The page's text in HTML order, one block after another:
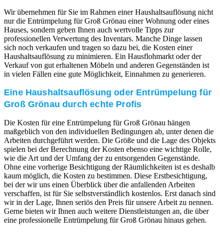
Wir übernehmen für Sie im Rahmen einer Haushaltsauflösung nicht
nur die Entrümpelung für Groß Grönau einer Wohnung oder eines
Hauses, sondern geben Ihnen auch wertvolle Tipps zur
professionellen Verwertung des Inventars. Manche Dinge lassen
sich noch verkaufen und tragen so dazu bei, die Kosten einer
Haushaltsauflösung zu minimieren. Ein Hausflohmarkt oder der
Verkauf von gut erhaltenen Möbeln und anderen Gegenständen ist
in vielen Fällen eine gute Möglichkeit, Einnahmen zu generieren.
Eine Haushaltsauflösung oder Entrümpelung für
Groß Grönau durch echte Profis
Die Kosten für eine Entrümpelung für Groß Grönau hängen
maßgeblich von den individuellen Bedingungen ab, unter denen die
Arbeiten durchgeführt werden. Die Größe und die Lage des Objekts
spielen bei der Berechnung der Kosten ebenso eine wichtige Rolle,
wie die Art und der Umfang der zu entsorgenden Gegenstände.
Ohne eine vorherige Besichtigung der Räumlichkeiten ist es deshalb
kaum möglich, die Kosten zu bestimmen. Diese Erstbesichtigung,
bei der wir uns einen Überblick über die anfallenden Arbeiten
verschaffen, ist für Sie selbstverständlich kostenlos. Erst danach sind
wir in der Lage, Ihnen seriös den Preis für unsere Arbeit zu nennen.
Gerne bieten wir Ihnen auch weitere Dienstleistungen an, die über
eine professionelle Entrümpelung für Groß Grönau hinaus gehen.